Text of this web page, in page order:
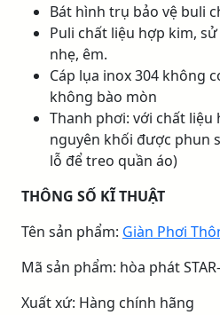
Bát hình trụ bảo vệ buli
Puli chất liệu hợp kim,
nhẹ, êm.
Cáp lụa inox 304 không
không bào mòn
Thanh phơi: với chất liệu
nguyên khối được phun
lỗ để treo quần áo)
THÔNG SỐ KĨ THUẬT
Tên sản phẩm: Giàn Phơi
Mã sản phẩm: hòa phát
Xuất xứ: Hàng chính hãng